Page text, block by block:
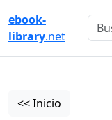
ebook-
library.net
<< Inicio